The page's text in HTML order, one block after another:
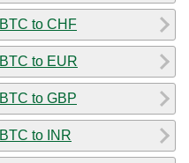
BTC to CHF
BTC to EUR
BTC to GBP
BTC to INR